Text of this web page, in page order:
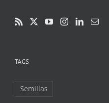
TAGS
Semillas